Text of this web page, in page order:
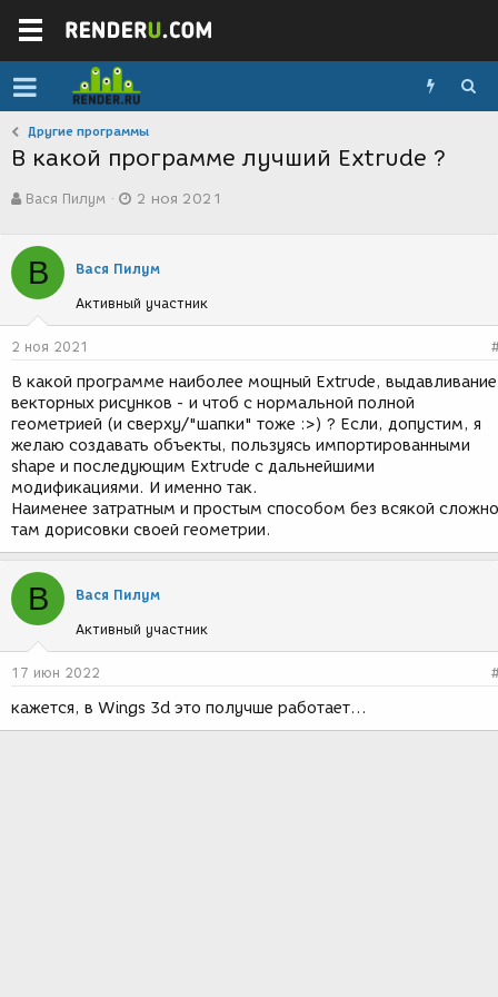
Другие программы
В какой программе лучший Extrude ?
в
о
р
т
е
м
ы
Вася Пилум
а
с
з
д
и
я
2 ноя 2021
В Вася Пилум
Активный участник
2 ноя 2021
В какой программе наиболее мощный Extrude, выдавливание
векторных рисунков - и чтоб с нормальной полной
геометрией (и сверху/"шапки" тоже :>) ? Если, допустим, я
желаю создавать объекты, пользуясь импортированными
shape и последующим Extrude с дальнейшими
модификациями. И именно так.
Наименее затратным и простым способом без всякой
там дорисовки своей геометрии.
В Вася Пилум
Активный участник
17 июн 2022
кажется, в Wings 3d это получше работает...